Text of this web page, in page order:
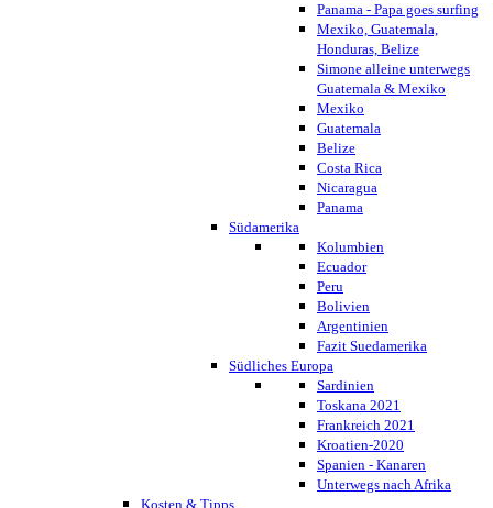
Panama - Papa goes surfing
Mexiko, Guatemala,
Honduras, Belize
Simone alleine unterwegs
Guatemala & Mexiko
Mexiko
Guatemala
Belize
Costa Rica
Nicaragua
Panama
Südamerika
Kolumbien
Ecuador
Peru
Bolivien
Argentinien
Fazit Suedamerika
Südliches Europa
Sardinien
Toskana 2021
Frankreich 2021
Kroatien-2020
Spanien - Kanaren
Unterwegs nach Afrika
Kosten & Tipps